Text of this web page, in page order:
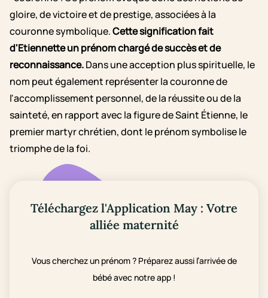
gloire, de victoire et de prestige, associées à la
couronne symbolique.Cette signification fait
d'Etiennette un prénom chargé de succès et de
reconnaissance.Dans une acception plus spirituelle, le
nom peut également représenter la couronne de
l'accomplissement personnel, de la réussite ou de la
sainteté, en rapport avec la figure de Saint Étienne, le
premier martyr chrétien, dont le prénom symbolise le
triomphe de la foi.
Téléchargez l'Application May : Votre
alliée maternité
Vous cherchez un prénom ? Préparez aussi l’arrivée de
bébé avec notre app !